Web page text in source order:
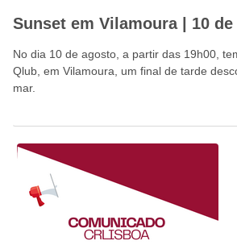
Sunset em Vilamoura | 10
No dia 10 de agosto, a partir das 19h00,
Qlub, em Vilamoura, um final de tarde
mar.